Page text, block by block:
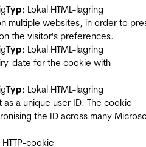
Typ: Lokal HTML-lagring
multiple websites, in order to
the visitor's preferences.
Typ: Lokal HTML-lagring
date for the cookie with
Typ: Lokal HTML-lagring
a unique user ID. The cookie
the ID across many
HTTP-cookie